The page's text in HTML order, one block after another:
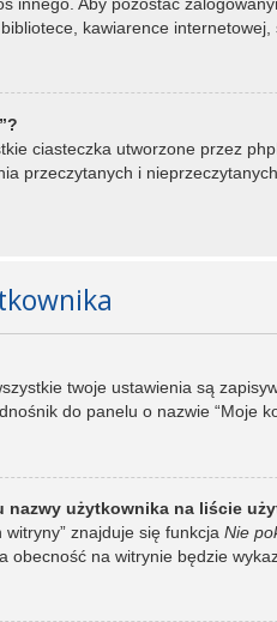
innego. Aby pozostać
kawiarence
ciasteczka utworzone przez
przeczytanych i
twoje ustawienia są
do panelu o nazwie “Moje
użytkownika na liście
znajduje się funkcja Nie
na witrynie będzie